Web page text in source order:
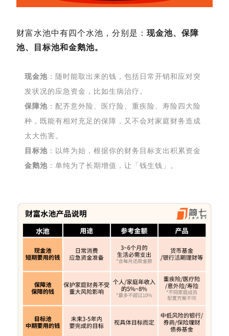
财富水池中有四个水池，分别是： 现金池、保障
池、目标池和金鹅池。
现金池 ：随时能取出来的钱，包括日常开销和应对突
发状况的应急资金，比如生病治疗。
保障池 ：配齐意外险、医疗险、重疾险、寿险四大险
种，既能有相对充足的保障，又不会对家庭财务造成
太大伤害。
目标池 ：以终为始，根据你的财务目标支出积累资金
金鹅池 ：单纯为了长期增值，让「钱生钱」。